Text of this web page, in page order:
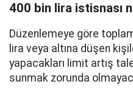
400 bin lira istisnası
Düzenlemeye göre
lira veya altına düşen
yapacakları limit artış
sunmak zorunda